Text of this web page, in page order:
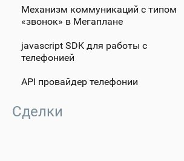
Механизм коммуникаций с типом
«звонок» в Мегаплане
javascript SDK для работы с
телефонией
API провайдер телефонии
Сделки